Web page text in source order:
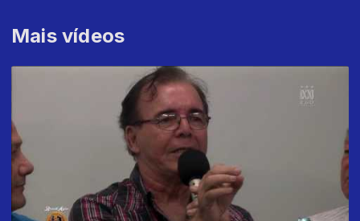
Mais vídeos